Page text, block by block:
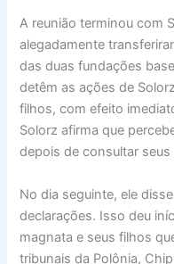
A reunião terminou com
alegadamente
das duas fundações
detêm as ações de
filhos, com efeito
Solorz afirma que
depois de consultar
No dia seguinte, ele
declarações. Isso deu
magnata e seus filhos
tribunais da Polônia,